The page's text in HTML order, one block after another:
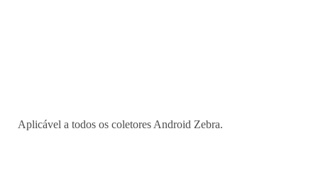
Aplicável a todos os coletores Android Zebra.